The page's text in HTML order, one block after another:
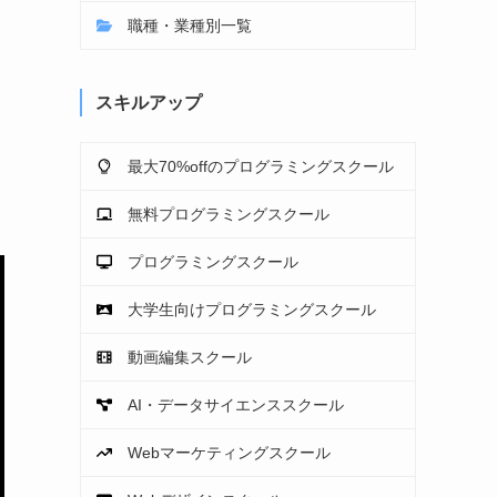
職種・業種別一覧
スキルアップ
最大70%offのプログラミングスクール
無料プログラミングスクール
プログラミングスクール
大学生向けプログラミングスクール
動画編集スクール
AI・データサイエンススクール
Webマーケティングスクール